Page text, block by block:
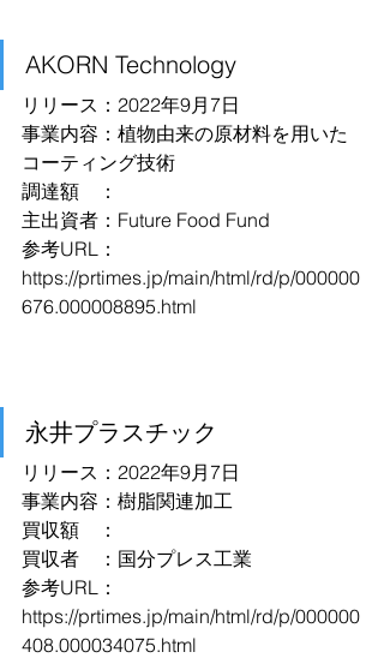
AKORN Technology
リリース：2022年9月7日
事業内容：植物由来の原材料を用いた
コーティング技術
調達額　：
主出資者：Future Food Fund
参考URL：
https://prtimes.jp/main/html/rd/p/000000
676.000008895.html
永井プラスチック
リリース：2022年9月7日
事業内容：樹脂関連加工
買収額　：
買収者　：国分プレス工業
参考URL：
https://prtimes.jp/main/html/rd/p/000000
408.000034075.html